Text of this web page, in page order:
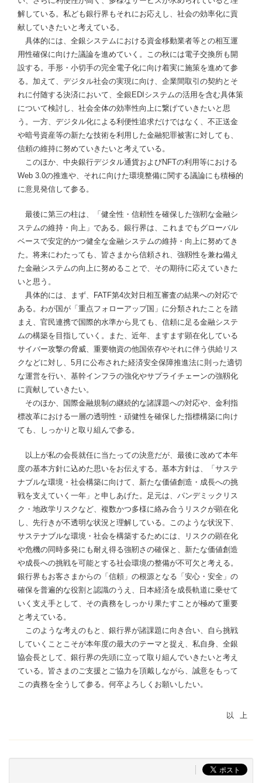
解している。私ども銀行界もそれにお応えし、社会の効率化に貢
献していきたいと考えている。
具体的には、全銀システムにおける資金移動業者等との相互運
用性確保に向けた議論を進めていく。この秋には電子交換所も開
設する。手形・小切手の完全電子化に向け着実に施策を進めて参
る。加えて、デジタル社会の実現に向け、企業間取引の契約とそ
れに付随する決済において、全銀EDIシステムの活用を含む具体策
について検討し、社会全体の効率性向上に繋げていきたいと思
う。一方、デジタル化による利便性追求だけではなく、不正送金
や暗号資産等の新たな技術を利用した金融犯罪被害に対しても、
信頼の維持に努めていきたいと考えている。
このほか、中央銀行デジタル通貨およびNFTの利用等における
Web 3.0の推進や、それに向けた環境整備に関する議論にも積極的
に意見発信して参る。
最後に第三の柱は、「健全性・信頼性を確保した強靭な金融シ
ステムの維持・向上」である。銀行界は、これまでもグローバル
ベースで安定的かつ健全な金融システムの維持・向上に努めてき
た。将来にわたっても、皆さまから信頼され、強靱性を兼ね備え
た金融システムの向上に努めることで、その期待に応えていきた
いと思う。
具体的には、まず、FATF第4次対日相互審査の結果への対応で
ある。わが国が「重点フォローアップ国」に分類されたことを踏
まえ、官民連携で国際的水準から見ても、信頼に足る金融システ
ムの構築を目指していく。また、近年、ますます顕在化している
サイバー攻撃の脅威、重要物資の他国依存やそれに伴う供給リス
クなどに対し、5月に公布された経済安全保障推進法に則った適切
な運営を行い、基幹インフラの強化やサプライチェーンの強靱化
に貢献していきたい。
そのほか、国際金融規制の継続的な諸課題への対応や、金利指
標改革における一層の透明性・頑健性を確保した指標構築に向け
ても、しっかりと取り組んで参る。
以上が私の会長就任に当たっての決意だが、最後に改めて本年
度の基本方針に込めた思いをお伝えする。基本方針は、「サステ
ナブルな環境・社会構築に向けて、新たな価値創造・成長への挑
戦を支えていく一年」と申しあげた。足元は、パンデミックリス
ク・地政学リスクなど、複数かつ多様に絡み合うリスクが顕在化
し、先行きが不透明な状況と理解している。このような状況下、
サステナブルな環境・社会を構築するためには、リスクの顕在化
や危機の同時多発にも耐え得る強靭さの確保と、新たな価値創造
や成長への挑戦を可能とする社会環境の整備が不可欠と考える。
銀行界もお客さまからの「信頼」の根源となる「安心・安全」の
確保を普遍的な役割と認識のうえ、日本経済を成長軌道に乗せて
いく支え手として、その責務をしっかり果たすことが極めて重要
と考えている。
このような考えのもと、銀行界が諸課題に向き合い、自ら挑戦
していくことこそが本年度の最大のテーマと捉え、私自身、全銀
協会長として、銀行界の先頭に立って取り組んでいきたいと考え
ている。皆さまのご支援とご協力を頂戴しながら、誠意をもって
この責務を全うして参る。何卒よろしくお願いしたい。